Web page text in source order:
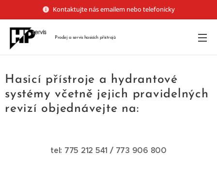
Kontaktujte nás emailem nebo telefonicky
Prodej a servis hasicích přístrojů
Hasicí přístroje a hydrantové
systémy včetně jejich pravidelných
revizí objednávejte na:
tel: 775 212 541 / 773 906 800